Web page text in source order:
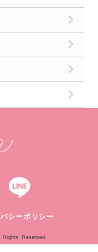
シーポリシー
Rights Reserved.